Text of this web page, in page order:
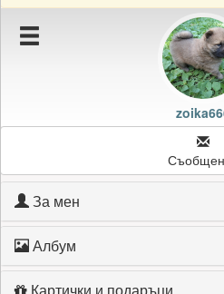
Подаръците на zoika666
Картичките на zoika666
За мен
Албум